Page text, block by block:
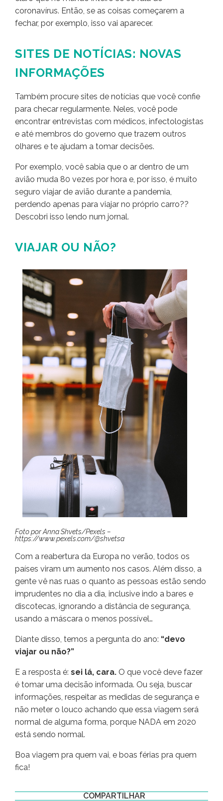
coronavírus. Então, se as coisas começarem a
fechar, por exemplo, isso vai aparecer.
SITES DE NOTÍCIAS: NOVAS
INFORMAÇÕES
Também procure sites de notícias que você confie
para checar regularmente. Neles, você pode
encontrar entrevistas com médicos, infectologistas
e até membros do governo que trazem outros
olhares e te ajudam a tomar decisões.
Por exemplo, você sabia que o ar dentro de um
avião muda 80 vezes por hora e, por isso, é muito
seguro viajar de avião durante a pandemia,
perdendo apenas para viajar no próprio carro??
Descobri isso lendo num jornal.
VIAJAR OU NÃO?
Foto por Anna Shvets/Pexels –
https://www.pexels.com/@shvetsa
Com a reabertura da Europa no verão, todos os
países viram um aumento nos casos. Além disso, a
gente vê nas ruas o quanto as pessoas estão sendo
imprudentes no dia a dia, inclusive indo a bares e
discotecas, ignorando a distância de segurança,
usando a máscara o menos possível…
Diante disso, temos a pergunta do ano: “devo
viajar ou não?”
E a resposta é: sei lá, cara. O que você deve fazer
é tomar uma decisão informada. Ou seja, buscar
informações, respeitar as medidas de segurança e
não meter o louco achando que essa viagem será
normal de alguma forma, porque NADA em 2020
está sendo normal.
Boa viagem pra quem vai, e boas férias pra quem
fica!
COMPARTILHAR